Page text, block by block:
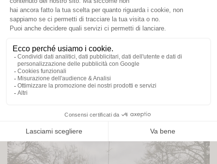
Come si installano le cinghie sui FlowStop
larghi? A seconda delle dimensioni del
consigliamo di aggiu…
Voir l’article